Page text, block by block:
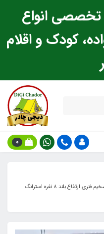
انواع
کودک و اقلام
0
چادر مسافرتی آب گریز گورتکس vip شتری ضخیم فنری ارتفاع بلند 8 نفره استرانگ